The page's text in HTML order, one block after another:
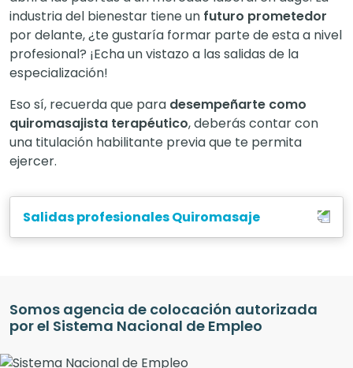
industria del bienestar tiene un futuro prometedor
por delante, ¿te gustaría formar parte de esta a nivel
profesional? ¡Echa un vistazo a las salidas de la
especialización!
Eso sí, recuerda que para desempeñarte como
quiromasajista terapéutico, deberás contar con
una titulación habilitante previa que te permita
ejercer.
Salidas profesionales Quiromasaje
Somos agencia de colocación autorizada
por el Sistema Nacional de Empleo